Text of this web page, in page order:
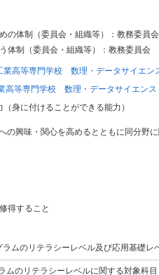
の体制（委員会・組織等）：教務委員会
体制（委員会・組織等）：教務委員会
業高等専門学校 数理・データサイエン
高等専門学校 数理・データサイエンス
身に付けることができる能力）
の興味・関心を高めるとともに同分野
得すること
ムのリテラシーレベル及び応用基礎レ
ムのリテラシーレベルに関する対象科目